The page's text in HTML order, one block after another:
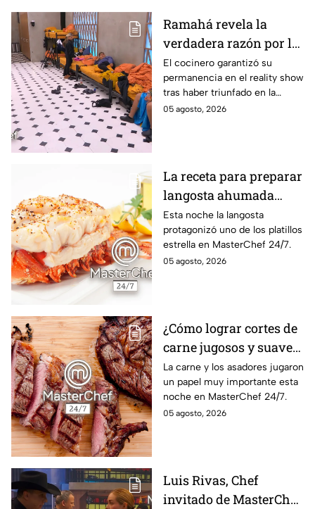
Ramahá revela la
verdadera razón por la
que subió a Daniela al
balcón de MasterChef
24/7
El cocinero garantizó su
permanencia en el reality show
tras haber triunfado en la
pasada batalla por equipos
05 agosto, 2026
La receta para preparar
langosta ahumada
como en MasterChef
24/7
Esta noche la langosta
protagonizó uno de los platillos
estrella en MasterChef 24/7.
05 agosto, 2026
¿Cómo lograr cortes de
carne jugosos y suaves
al estilo MasterChef
24/7?
La carne y los asadores jugaron
un papel muy importante esta
noche en MasterChef 24/7.
05 agosto, 2026
Luis Rivas, Chef
invitado de MasterChef